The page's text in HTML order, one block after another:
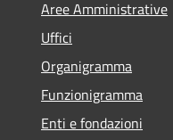
Aree Amministrative
Uffici
Organigramma
Funzionigramma
Enti e fondazioni